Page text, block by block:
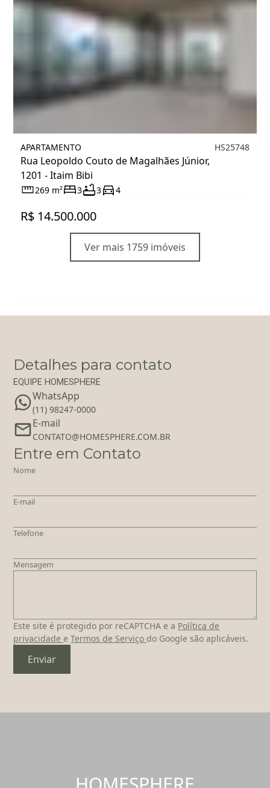
APARTAMENTO
Rua Leopoldo Couto de Magalhães Júnior,
1201 - Itaim Bibi
HS25748
269 m² 3 3 4
R$ 14.500.000
Ver mais 1759 imóveis
Detalhes para contato
EQUIPE HOMESPHERE
WhatsApp
(11) 98247-0000
E-mail
‪‬CONTATO@HOMESPHERE.COM.BR
Entre em Contato
Nome
E-mail
Telefone
Mensagem
Este site é protegido por reCAPTCHA e a Política de
privacidade eTermos de Serviço do Google são aplicáveis.
Enviar